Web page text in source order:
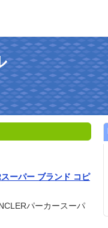
ーパー ブランド コピ
パーカースーパ